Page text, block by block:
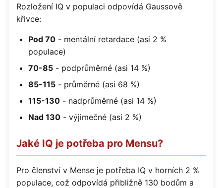
Rozložení IQ v populaci odpovídá Gaussově
křivce:
Pod 70 - mentální retardace (asi 2 %
populace)
70-85 - podprůměrné (asi 14 %)
85-115 - průměrné (asi 68 %)
115-130 - nadprůměrné (asi 14 %)
Nad 130 - výjimečné (asi 2 %)
Jaké IQ je potřeba pro Mensu?
Pro členství v Mense je potřeba IQ v horních 2 %
populace, což odpovídá přibližně 130 bodům a